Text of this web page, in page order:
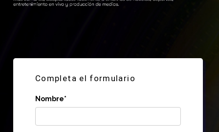
Completa el formulario
Nombre*